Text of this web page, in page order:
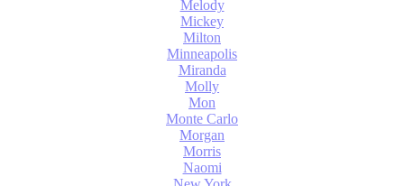
Melody
Mickey
Milton
Minneapolis
Miranda
Molly
Mon
Monte Carlo
Morgan
Morris
Naomi